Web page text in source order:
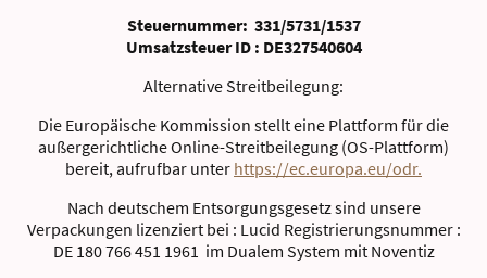
Steuernummer: 331/5731/1537
Umsatzsteuer ID : DE327540604
Alternative Streitbeilegung:
Die Europäische Kommission stellt eine Plattform für die
außergerichtliche Online-Streitbeilegung (OS-Plattform)
bereit, aufrufbar unter https://ec.europa.eu/odr.
Nach deutschem Entsorgungsgesetz sind unsere
Verpackungen lizenziert bei : Lucid Registrierungsnummer :
DE 180 766 451 1961 im Dualem System mit Noventiz